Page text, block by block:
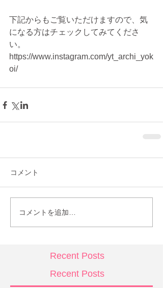
下記からもご覧いただけますので、気
になる方はチェックしてみてくださ
い。
https://www.instagram.com/yt_archi_yok
oi/
コメント
コメントを追加…
Recent Posts
Recent Posts